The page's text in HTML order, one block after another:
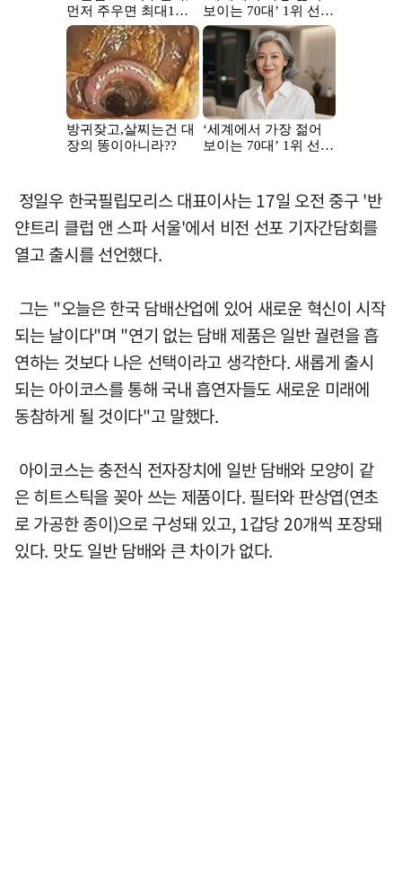
정일우 한국필립모리스 대표이사는 17일 오전 중구 '반
얀트리 클럽 앤 스파 서울'에서 비전 선포 기자간담회를
열고 출시를 선언했다.
그는 "오늘은 한국 담배산업에 있어 새로운 혁신이 시작
되는 날이다"며 "연기 없는 담배 제품은 일반 궐련을 흡
연하는 것보다 나은 선택이라고 생각한다. 새롭게 출시
되는 아이코스를 통해 국내 흡연자들도 새로운 미래에
동참하게 될 것이다"고 말했다.
아이코스는 충전식 전자장치에 일반 담배와 모양이 같
은 히트스틱을 꽂아 쓰는 제품이다. 필터와 판상엽(연초
로 가공한 종이)으로 구성돼 있고, 1갑당 20개씩 포장돼
있다. 맛도 일반 담배와 큰 차이가 없다.